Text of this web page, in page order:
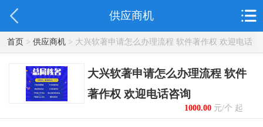
供应商机
首页> 供应商机> 大兴软著申请怎么办理流程 软件著作权 欢迎电话
咨询
大兴软著申请怎么办理流程 软件
著作权 欢迎电话咨询
1000.00元/个 起